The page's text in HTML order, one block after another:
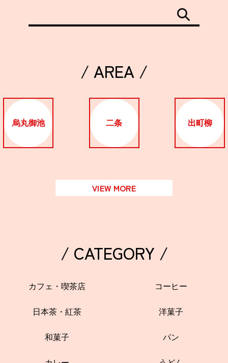
/ AREA /
烏丸御池 二条 出町柳
VIEW MORE
/ CATEGORY /
カフェ・喫茶店 コーヒー
日本茶・紅茶 洋菓子
和菓子 パン